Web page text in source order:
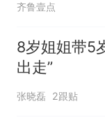
齐鲁壹点
8岁姐姐带5
出走”
张晓磊 2跟贴